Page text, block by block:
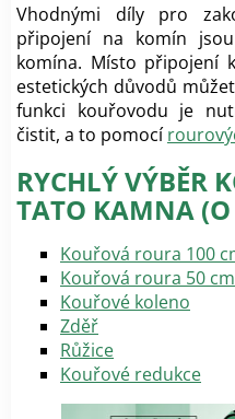
Vhodnými díly pro
připojení na komín jsou
komína. Místo připojení
estetických důvodů
funkci kouřovodu je
čistit, a to pomocí
RYCHLÝ VÝBĚR
TATO KAMNA (O
Kouřová roura 100
Kouřová roura 50 cm
Kouřové koleno
Zděř
Růžice
Kouřové redukce